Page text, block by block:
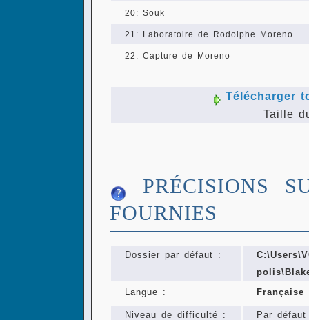
20: Souk
21: Laboratoire de Rodolphe Moreno
22: Capture de Moreno
Télécharger
Taille
PRÉCISIONS
FOURNIES
Dossier par défaut :
Langue :
Française
Niveau de difficulté : Par défaut